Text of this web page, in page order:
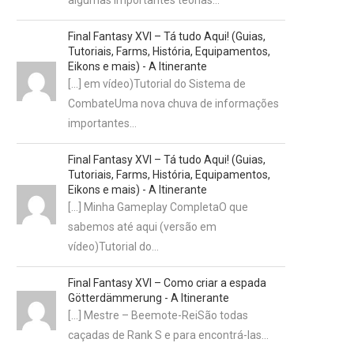
Final Fantasy XVI – Tá tudo Aqui! (Guias,
Tutoriais, Farms, História, Equipamentos,
Eikons e mais) - A Itinerante
[…] em vídeo)Tutorial do Sistema de
CombateUma nova chuva de informações
importantes…
Final Fantasy XVI – Tá tudo Aqui! (Guias,
Tutoriais, Farms, História, Equipamentos,
Eikons e mais) - A Itinerante
[…] Minha Gameplay CompletaO que
sabemos até aqui (versão em
vídeo)Tutorial do…
Final Fantasy XVI – Como criar a espada
Götterdämmerung - A Itinerante
[…] Mestre – Beemote-ReiSão todas
caçadas de Rank S e para encontrá-las…